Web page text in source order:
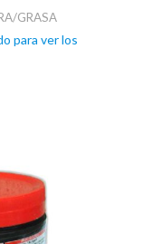
GRASA
para ver los